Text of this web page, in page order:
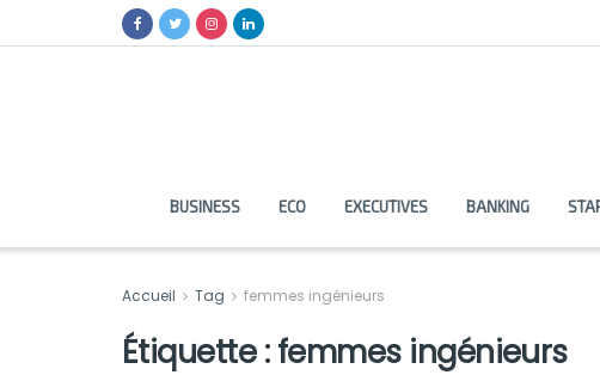
BUSINESS ECO EXECUTIVES BANKING
Accueil Tag femmes ingénieurs
Étiquette :femmes ingénieurs